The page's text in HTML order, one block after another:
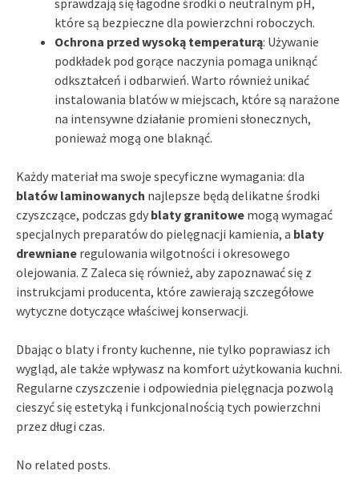
które są bezpieczne dla powierzchni roboczych.
Ochrona przed wysoką temperaturą: Używanie
podkładek pod gorące naczynia pomaga uniknąć
odkształceń i odbarwień. Warto również unikać
instalowania blatów w miejscach, które są narażone
na intensywne działanie promieni słonecznych,
ponieważ mogą one blaknąć.
Każdy materiał ma swoje specyficzne wymagania: dla
blatów laminowanych najlepsze będą delikatne środki
czyszczące, podczas gdy blaty granitowe mogą wymagać
specjalnych preparatów do pielęgnacji kamienia, a blaty
drewniane regulowania wilgotności i okresowego
olejowania. Z Zaleca się również, aby zapoznawać się z
instrukcjami producenta, które zawierają szczegółowe
wytyczne dotyczące właściwej konserwacji.
Dbając o blaty i fronty kuchenne, nie tylko poprawiasz ich
wygląd, ale także wpływasz na komfort użytkowania kuchni.
Regularne czyszczenie i odpowiednia pielęgnacja pozwolą
cieszyć się estetyką i funkcjonalnością tych powierzchni
przez długi czas.
No related posts.